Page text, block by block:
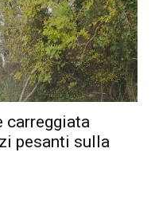
carreggiata
pesanti sulla